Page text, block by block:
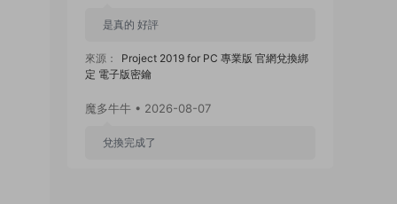
是真的 好評
來源：
Project 2019 for PC 專業版 官網兌換綁
定 電子版密鑰
魔多牛牛 • 2026-08-07
兌換完成了